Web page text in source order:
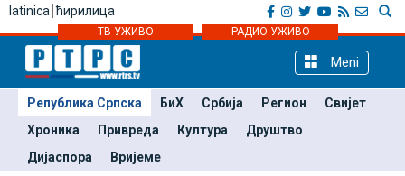
latinica ћирилица
ТВ УЖИВО РАДИО УЖИВО
Meni
Република Српска БиХ Србија Регион
Свијет
Хроника
Привреда Култура
Друштво
Дијаспора
Вријеме